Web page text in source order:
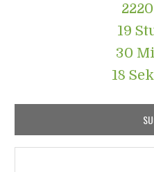
19
30
19